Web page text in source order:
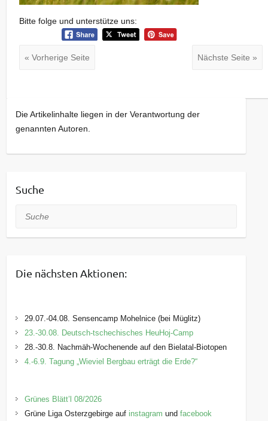
Bitte folge und unterstütze uns:
« Vorherige Seite Nächste Seite »
Die Artikelinhalte liegen in der Verantwortung der
genannten Autoren.
Suche
Suche
Die nächsten Aktionen:
29.07.-04.08. Sensencamp Mohelnice (bei Müglitz)
23.-30.08. Deutsch-tschechisches HeuHoj-Camp
28.-30.8. Nachmäh-Wochenende auf den Bielatal-Biotopen
4.-6.9. Tagung „Wieviel Bergbau erträgt die Erde?“
Grünes Blätt’l 08/2026
Grüne Liga Osterzgebirge auf instagram undfacebook